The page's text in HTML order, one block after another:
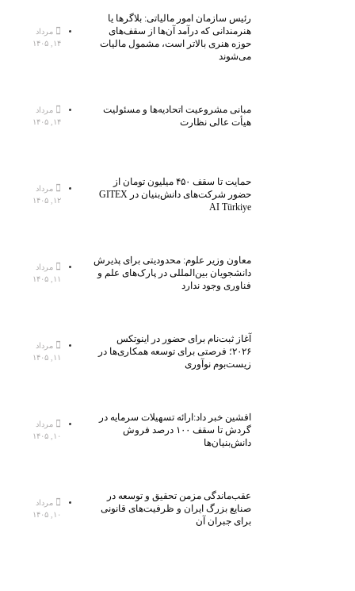
رئیس سازمان امور مالیاتی: بلاگر‌ها یا
هنرمندانی که درآمد آن‌ها از سقف‌های
حوزه هنری بالاتر است، مشمول مالیات
می‌شوند
مرداد
۱۴, ۱۴۰۵
مبانی مشروعیت اتحادیه‌ها و مسئولیت
هیأت عالی نظارت
مرداد
۱۴, ۱۴۰۵
حمایت تا سقف ۴۵۰ میلیون تومان از
حضور شرکت‌های دانش‌بنیان در GITEX
AI Türkiye
مرداد
۱۲, ۱۴۰۵
معاون وزیر علوم: محدودیتی برای پذیرش
دانشجویان بین‌المللی در پارک‌های علم و
فناوری وجود ندارد
مرداد
۱۱, ۱۴۰۵
آغاز ثبت‌نام برای حضور در اینوتکس
۲۰۲۶؛ فرصتی برای توسعه همکاری‌ها در
زیست‌بوم نوآوری
مرداد
۱۱, ۱۴۰۵
افشین خبر داد:ارائه تسهیلات سرمایه در
گردش تا سقف ۱۰۰ درصد فروش
دانش‌بنیان‌ها
مرداد
۱۰, ۱۴۰۵
عقب‌ماندگی مزمن تحقیق و توسعه در
صنایع بزرگ ایران و ظرفیت‌های قانونی
برای جبران آن
مرداد
۱۰, ۱۴۰۵